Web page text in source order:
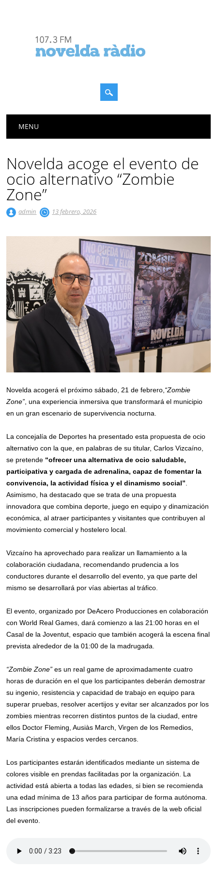
Menú principal
MENU
Novelda acoge el evento de
ocio alternativo “Zombie
Zone”
admin 13 febrero, 2026
Novelda acogerá el próximo sábado, 21 de febrero, “Zombie
Zone” , una experiencia inmersiva que transformará el municipio
en un gran escenario de supervivencia nocturna.
La concejalía de Deportes ha presentado esta propuesta de ocio
alternativo con la que, en palabras de su titular, Carlos Vizcaíno,
se pretende “ofrecer una alternativa de ocio saludable,
participativa y cargada de adrenalina, capaz de fomentar la
convivencia, la actividad física y el dinamismo social”
Asimismo, ha destacado que se trata de una propuesta
innovadora que combina deporte, juego en equipo y dinamización
económica, al atraer participantes y visitantes que contribuyen al
movimiento comercial y hostelero local.
Vizcaíno ha aprovechado para realizar un llamamiento a la
colaboración ciudadana, recomendando prudencia a los
conductores durante el desarrollo del evento, ya que parte del
mismo se desarrollará por vías abiertas al tráfico.
El evento, organizado por DeAcero Producciones en colaboración
con World Real Games, dará comienzo a las 21:00 horas en el
Casal de la Joventut, espacio que también acogerá la escena final
prevista alrededor de la 01:00 de la madrugada.
“Zombie Zone” es un real game de aproximadamente cuatro
horas de duración en el que los participantes deberán demostrar
su ingenio, resistencia y capacidad de trabajo en equipo para
superar pruebas, resolver acertijos y evitar ser alcanzados por los
zombies mientras recorren distintos puntos de la ciudad, entre
ellos Doctor Fleming, Ausiàs March, Virgen de los Remedios,
María Cristina y espacios verdes cercanos.
Los participantes estarán identificados mediante un sistema de
colores visible en prendas facilitadas por la organización. La
actividad está abierta a todas las edades, si bien se recomienda
una edad mínima de 13 años para participar de forma autónoma.
Las inscripciones pueden formalizarse a través de la web oficial
del evento.